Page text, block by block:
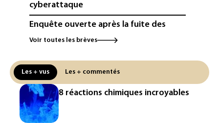
cyberattaque
Enquête ouverte après la fuite des
données de 300.000 clients
La Slovaquie enregistre un record
absolu de 42,2°C (services
météorologiques)
Paris : une trentaine de membres d'un
canal Telegram masculiniste convoqués
Voir toutes les brèves
Les + vus Les + commentés
8 réactions chimiques incroyables